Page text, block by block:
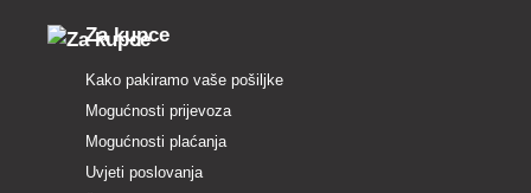
Za kupce
Kako pakiramo vaše pošiljke
Mogućnosti prijevoza
Mogućnosti plaćanja
Uvjeti poslovanja